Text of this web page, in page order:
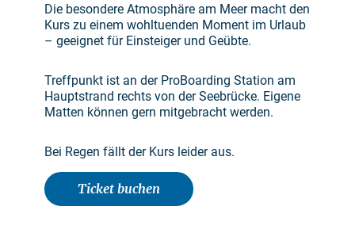
Die besondere Atmosphäre am Meer macht den
Kurs zu einem wohltuenden Moment im Urlaub
– geeignet für Einsteiger und Geübte.
Treffpunkt ist an der ProBoarding Station am
Hauptstrand rechts von der Seebrücke. Eigene
Matten können gern mitgebracht werden.
Bei Regen fällt der Kurs leider aus.
Ticket buchen